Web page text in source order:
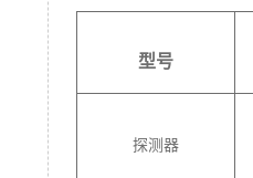
型号
探测器